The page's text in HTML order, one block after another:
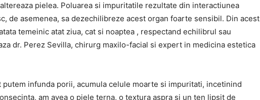
pielea. Poluarea si impuritatile rezultate din interactiunea
de asemenea, sa dezechilibreze acest organ foarte sensibil. Din acest
temeinic atat ziua, cat si noaptea , respectand echilibrul sau
dr. Perez Sevilla, chirurg maxilo-facial si expert in medicina estetica
putem infunda porii, acumula celule moarte si impuritati, incetinind
am avea o piele terna, o textura aspra si un ten lipsit de